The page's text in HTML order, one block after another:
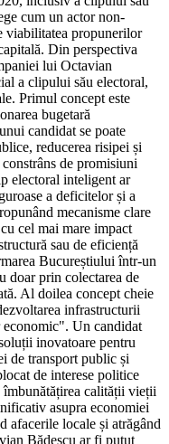
cum un actor non-
viabilitatea propunerilor
Din perspectiva
lui Octavian
a clipului său electoral,
Primul concept este
bugetară
candidat se poate
reducerea risipei și
de promisiuni
electoral inteligent ar
a deficitelor și a
mecanisme clare
cel mai mare impact
sau de eficiență
Bucureștiului într-un
doar prin colectarea de
Al doilea concept cheie
infrastructurii
Un candidat
inovatoare pentru
de transport public și
de interese politice
calității vieții
asupra economiei
afacerile locale și atrăgând
Bădescu ar fi putut